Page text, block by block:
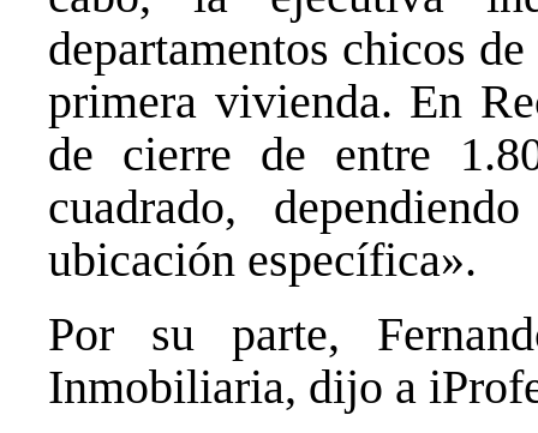
departamentos chicos
primera vivienda. En
de cierre de entre
cuadrado,
ubicación específica».
Por su parte,
Inmobiliaria, dijo a